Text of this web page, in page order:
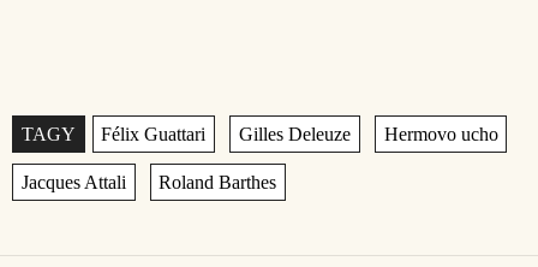
Štítky